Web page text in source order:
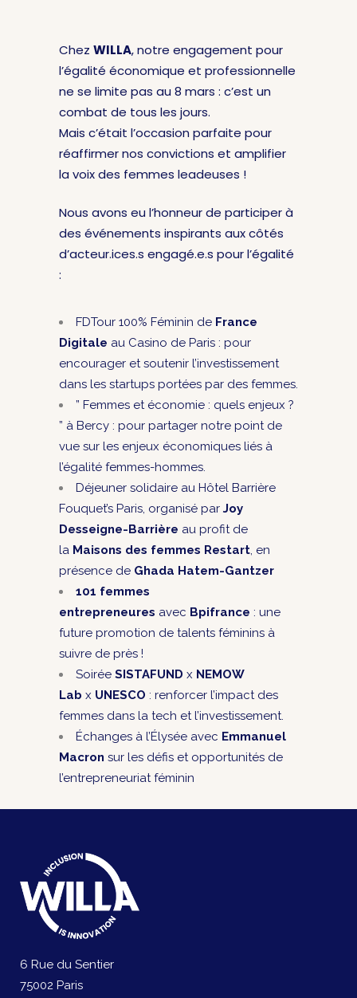
Chez WILLA, notre engagement pour
l’égalité économique et professionnelle
ne se limite pas au 8 mars : c’est un
combat de tous les jours.
Mais c’était l’occasion parfaite pour
réaffirmer nos convictions et amplifier
la voix des femmes leadeuses !
Nous avons eu l’honneur de participer à
des événements inspirants aux côtés
d’acteur.ices.s engagé.e.s pour l’égalité
:
FDTour 100% Féminin de France
Digitale au Casino de Paris : pour
encourager et soutenir l’investissement
dans les startups portées par des femmes.
” Femmes et économie : quels enjeux ?
” à Bercy : pour partager notre point de
vue sur les enjeux économiques liés à
l’égalité femmes-hommes.
Déjeuner solidaire au Hôtel Barrière
Fouquet’s Paris, organisé par Joy
Desseigne-Barrière au profit de
la Maisons des femmes Restart, en
présence de Ghada Hatem-Gantzer
101 femmes
entrepreneures avec Bpifrance : une
future promotion de talents féminins à
suivre de près !
Soirée SISTAFUND x NEMOW
Lab x UNESCO : renforcer l’impact des
femmes dans la tech et l’investissement.
Échanges à l’Élysée avec Emmanuel
Macron sur les défis et opportunités de
l’entrepreneuriat féminin
6 Rue du Sentier
75002 Paris